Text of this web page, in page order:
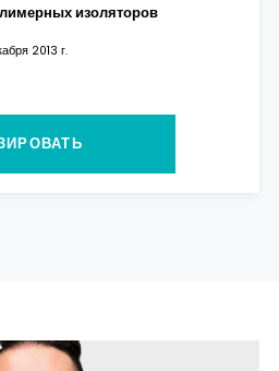
изоляторов
2013 г.